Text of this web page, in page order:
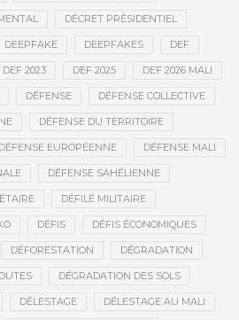
DÉCRET PRÉSIDENTIEL
DEEPFAKE DEEPFAKES DEF
DEF 2023 DEF 2025 DEF 2026 MALI
DÉFENSE DÉFENSE COLLECTIVE
DÉFENSE DU TERRITOIRE
DÉFENSE EUROPÉENNE DÉFENSE MALI
DÉFENSE SAHÉLIENNE
DÉFILÉ MILITAIRE
DÉFIS DÉFIS ÉCONOMIQUES
DÉFORESTATION DÉGRADATION
DÉGRADATION DES SOLS
DÉLESTAGE DÉLESTAGE AU MALI